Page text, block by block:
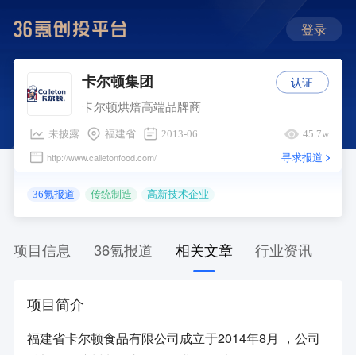
登录
卡尔顿集团
卡尔顿烘焙高端品牌商
未披露 福建省 2013-06 45.7w
http://www.calletonfood.com/ 寻求报道
36氪报道 传统制造 高新技术企业
认证
项目信息 36氪报道 相关文章 行业资讯
项目简介
福建省卡尔顿食品有限公司成立于2014年8月 ，公司